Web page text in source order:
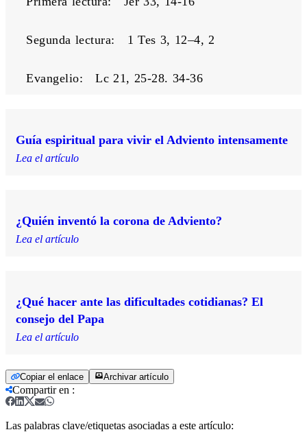
Segunda lectura:   1 Tes 3, 12–4, 2
Evangelio:   Lc 21, 25-28. 34-36
Guía espiritual para vivir el Adviento intensamente
Lea el artículo
¿Quién inventó la corona de Adviento?
Lea el artículo
¿Qué hacer ante las dificultades cotidianas? El
consejo del Papa
Lea el artículo
Copiar el enlace Archivar artículo
Compartir en :
Las palabras clave/etiquetas asociadas a este artículo: